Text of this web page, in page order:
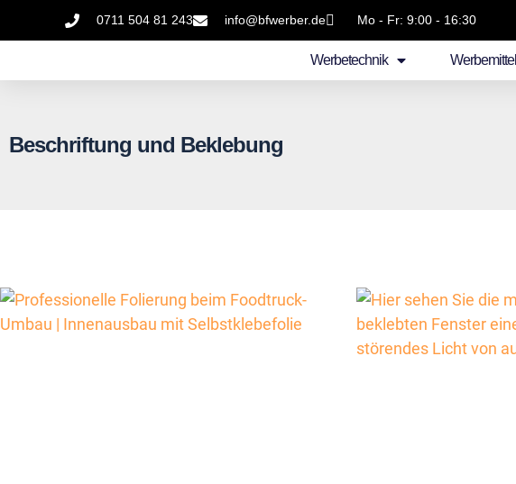
0711 504 81 243 info@bfwerber.de Mo - Fr: 9:00 - 16:30
Werbetechnik Werbemittel
Beschriftung und Beklebung